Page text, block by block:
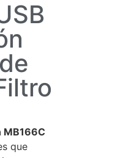
MB166C
que